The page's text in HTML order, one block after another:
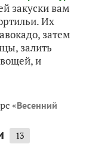
закуски вам
Их
затем
залить
и
«Весенний
13